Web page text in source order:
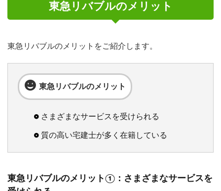
東急リバブルのメリット
東急リバブルのメリットをご紹介します。
東急リバブルのメリット
さまざまなサービスを受けられる
質の高い宅建士が多く在籍している
東急リバブルのメリット①：さまざまなサービスを